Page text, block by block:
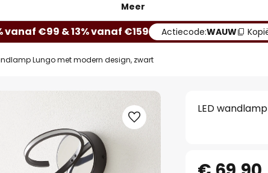
Meer
vanaf €99 & 13% vanaf €159 Actiecode:WAUW
Lungo met modern design, zwart
LED